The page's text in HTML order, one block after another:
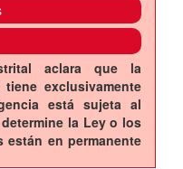
aclara que la
exclusivamente
está sujeta al
la Ley o los
en permanente